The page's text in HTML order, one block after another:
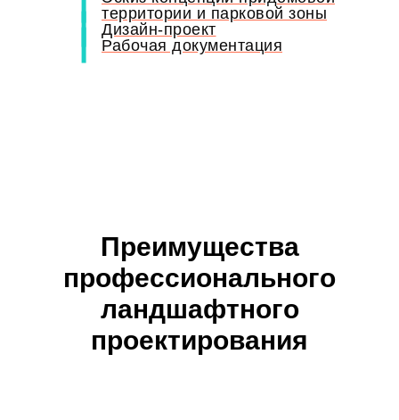
территории и парковой зоны
Дизайн-проект
Рабочая документация
Преимущества
профессионального
ландшафтного
проектирования